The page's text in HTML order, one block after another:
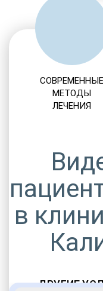
ДРУГИЕ
СОВРЕМЕННЫЕ
МЕТОДЫ
ЛЕЧЕНИЯ
в